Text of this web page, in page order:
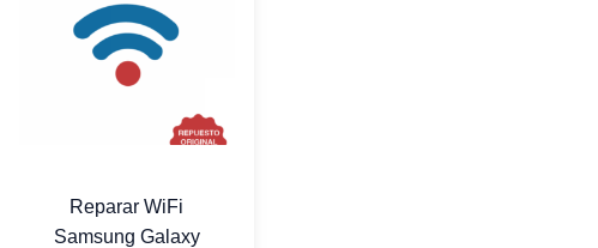
Reparar WiFi
Samsung Galaxy